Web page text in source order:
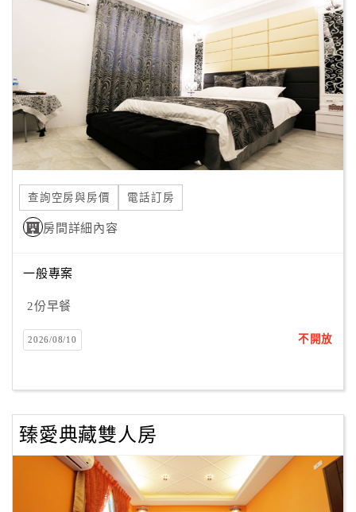
訂
款
收
據
合
作
提
案
店
作
商
合
作
查詢空房與房價 電話訂房
房間詳細內容
一般專案
2份早餐
2026/08/10 不開放
臻愛典藏雙人房